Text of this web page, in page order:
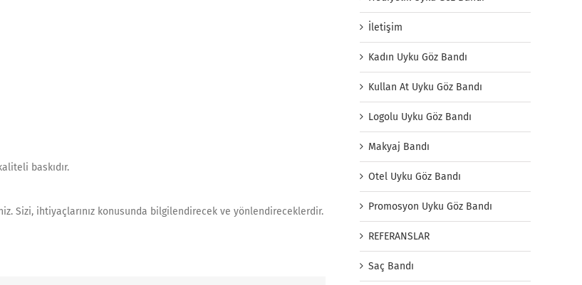
baskıdır.
ihtiyaçlarınız konusunda bilgilendirecek ve yönlendireceklerdir.
İletişim
Kadın Uyku Göz Bandı
Kullan At Uyku Göz Bandı
Logolu Uyku Göz Bandı
Makyaj Bandı
Otel Uyku Göz Bandı
Promosyon Uyku Göz Bandı
REFERANSLAR
Saç Bandı